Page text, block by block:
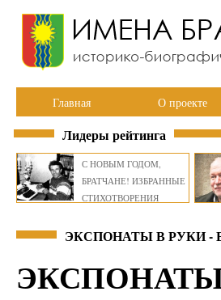
Главная О проекте
Лидеры рейтинга
С НОВЫМ ГОДОМ,
БРАТЧАНЕ! ИЗБРАННЫЕ
СТИХОТВОРЕНИЯ
ЭКСПОНАТЫ В РУКИ -